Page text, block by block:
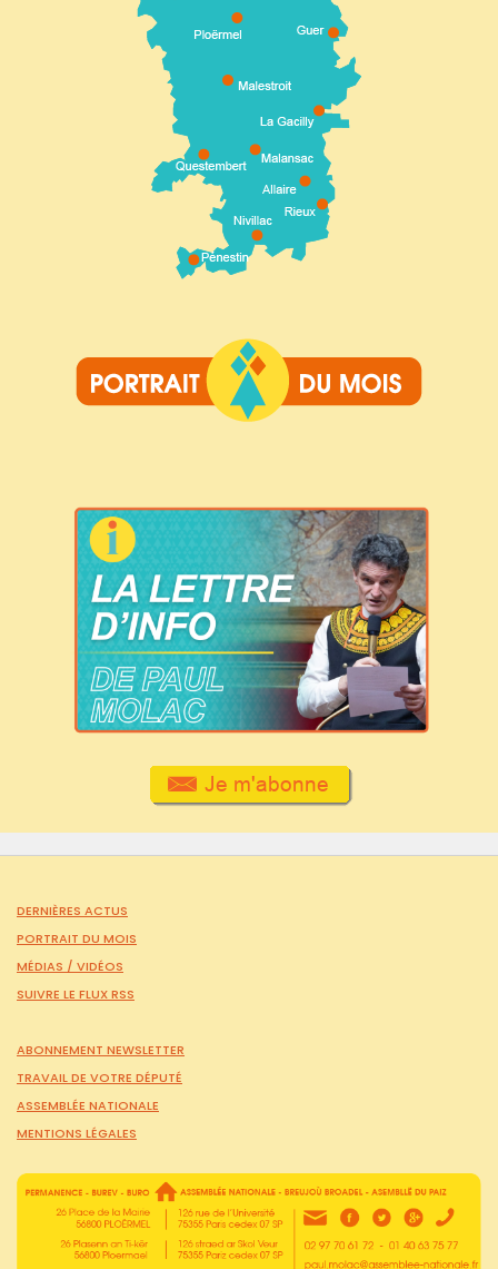
DERNIÈRES ACTUS
PORTRAIT DU MOIS
MÉDIAS / VIDÉOS
SUIVRE LE FLUX RSS
ABONNEMENT NEWSLETTER
TRAVAIL DE VOTRE DÉPUTÉ
ASSEMBLÉE NATIONALE
MENTIONS LÉGALES